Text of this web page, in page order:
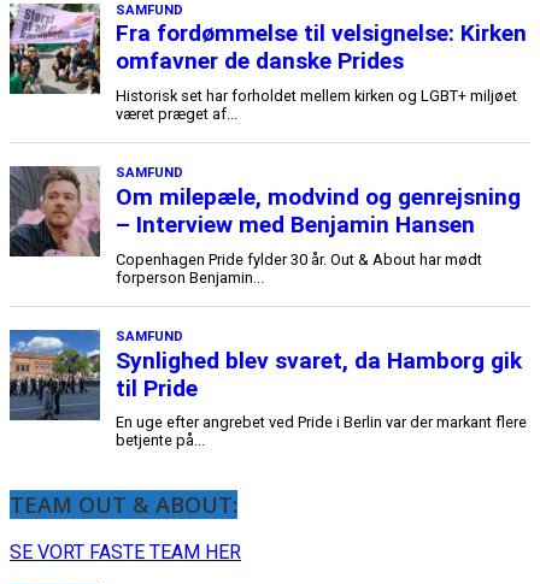
SAMFUND
Fra fordømmelse til velsignelse: Kirken
omfavner de danske Prides
Historisk set har forholdet mellem kirken og LGBT+ miljøet
været præget af...
SAMFUND
Om milepæle, modvind og genrejsning
– Interview med Benjamin Hansen
Copenhagen Pride fylder 30 år. Out & About har mødt
forperson Benjamin...
SAMFUND
Synlighed blev svaret, da Hamborg gik
til Pride
En uge efter angrebet ved Pride i Berlin var der markant flere
betjente på...
TEAM OUT & ABOUT:
SE VORT FASTE TEAM HER